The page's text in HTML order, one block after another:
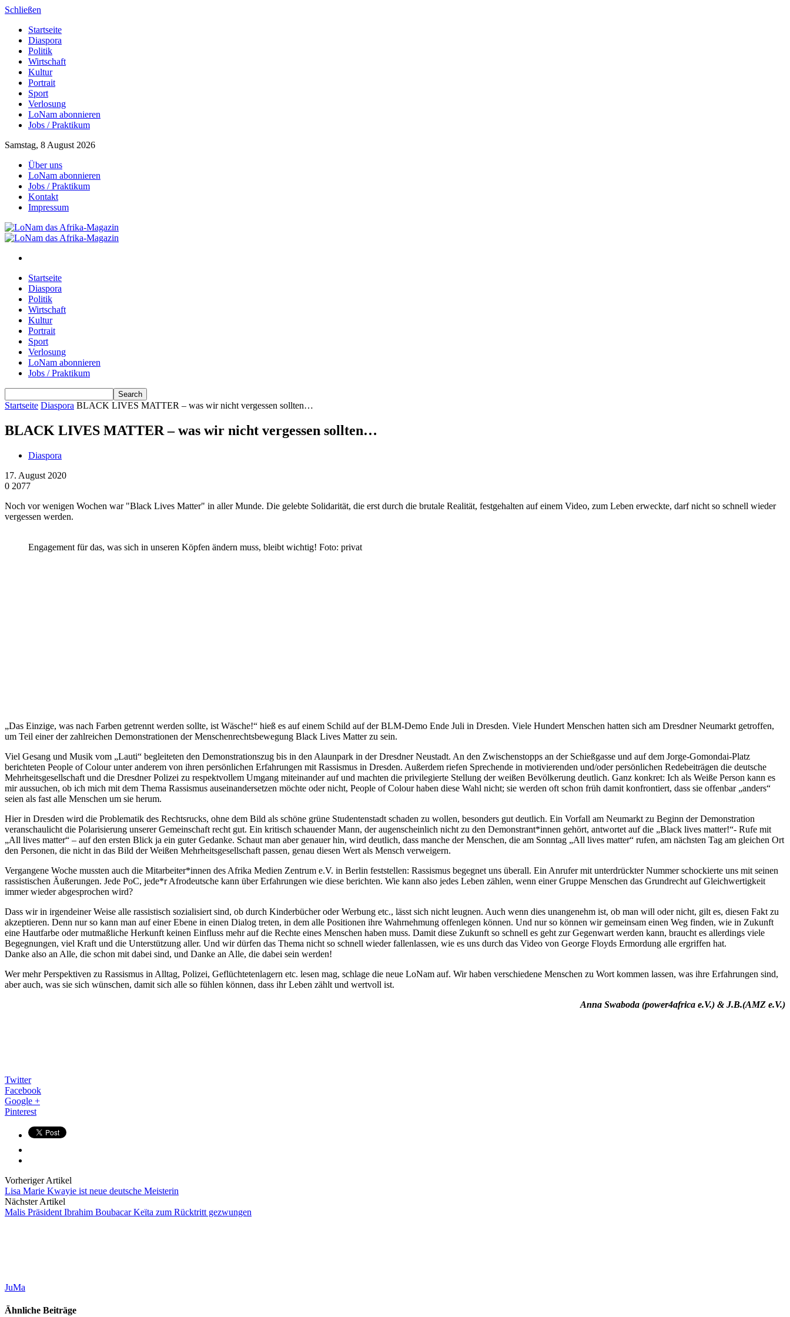
Schließen
Startseite
Diaspora
Politik
Wirtschaft
Kultur
Portrait
Sport
Verlosung
LoNam abonnieren
Jobs / Praktikum
Samstag, 8 August 2026
Über uns
LoNam abonnieren
Jobs / Praktikum
Kontakt
Impressum
Startseite
Diaspora
Politik
Wirtschaft
Kultur
Portrait
Sport
Verlosung
LoNam abonnieren
Jobs / Praktikum
Startseite Diaspora BLACK LIVES MATTER – was wir nicht vergessen sollten…
BLACK LIVES MATTER – was wir nicht vergessen sollten…
Diaspora
17. August 2020
0 2077
Noch vor wenigen Wochen war "Black Lives Matter" in aller Munde. Die gelebte Solidarität, die erst durch die brutale Realität, festgehalten auf einem Video, zum Leben erweckte, darf nicht so schnell wieder
vergessen werden.
Engagement für das, was sich in unseren Köpfen ändern muss, bleibt wichtig! Foto: privat
„Das Einzige, was nach Farben getrennt werden sollte, ist Wäsche!“ hieß es auf einem Schild auf der BLM-Demo Ende Juli in Dresden. Viele Hundert Menschen hatten sich am Dresdner Neumarkt getroffen,
um Teil einer der zahlreichen Demonstrationen der Menschenrechtsbewegung Black Lives Matter zu sein.
Viel Gesang und Musik vom „Lauti“ begleiteten den Demonstrationszug bis in den Alaunpark in der Dresdner Neustadt. An den Zwischenstopps an der Schießgasse und auf dem Jorge-Gomondai-Platz
berichteten People of Colour unter anderem von ihren persönlichen Erfahrungen mit Rassismus in Dresden. Außerdem riefen Sprechende in motivierenden und/oder persönlichen Redebeiträgen die deutsche
Mehrheitsgesellschaft und die Dresdner Polizei zu respektvollem Umgang miteinander auf und machten die privilegierte Stellung der weißen Bevölkerung deutlich. Ganz konkret: Ich als Weiße Person kann es
mir aussuchen, ob ich mich mit dem Thema Rassismus auseinandersetzen möchte oder nicht, People of Colour haben diese Wahl nicht; sie werden oft schon früh damit konfrontiert, dass sie offenbar „anders“
seien als fast alle Menschen um sie herum.
Hier in Dresden wird die Problematik des Rechtsrucks, ohne dem Bild als schöne grüne Studentenstadt schaden zu wollen, besonders gut deutlich. Ein Vorfall am Neumarkt zu Beginn der Demonstration
veranschaulicht die Polarisierung unserer Gemeinschaft recht gut. Ein kritisch schauender Mann, der augenscheinlich nicht zu den Demonstrant*innen gehört, antwortet auf die „Black lives matter!“- Rufe mit
„All lives matter“ – auf den ersten Blick ja ein guter Gedanke. Schaut man aber genauer hin, wird deutlich, dass manche der Menschen, die am Sonntag „All lives matter“ rufen, am nächsten Tag am gleichen Ort
den Personen, die nicht in das Bild der Weißen Mehrheitsgesellschaft passen, genau diesen Wert als Mensch verweigern.
Vergangene Woche mussten auch die Mitarbeiter*innen des Afrika Medien Zentrum e.V. in Berlin feststellen: Rassismus begegnet uns überall. Ein Anrufer mit unterdrückter Nummer schockierte uns mit seinen
rassistischen Äußerungen. Jede PoC, jede*r Afrodeutsche kann über Erfahrungen wie diese berichten. Wie kann also jedes Leben zählen, wenn einer Gruppe Menschen das Grundrecht auf Gleichwertigkeit
immer wieder abgesprochen wird?
Dass wir in irgendeiner Weise alle rassistisch sozialisiert sind, ob durch Kinderbücher oder Werbung etc., lässt sich nicht leugnen. Auch wenn dies unangenehm ist, ob man will oder nicht, gilt es, diesen Fakt zu
akzeptieren. Denn nur so kann man auf einer Ebene in einen Dialog treten, in dem alle Positionen ihre Wahrnehmung offenlegen können. Und nur so können wir gemeinsam einen Weg finden, wie in Zukunft
eine Hautfarbe oder mutmaßliche Herkunft keinen Einfluss mehr auf die Rechte eines Menschen haben muss. Damit diese Zukunft so schnell es geht zur Gegenwart werden kann, braucht es allerdings viele
Begegnungen, viel Kraft und die Unterstützung aller. Und wir dürfen das Thema nicht so schnell wieder fallenlassen, wie es uns durch das Video von George Floyds Ermordung alle ergriffen hat.
Danke also an Alle, die schon mit dabei sind, und Danke an Alle, die dabei sein werden!
Wer mehr Perspektiven zu Rassismus in Alltag, Polizei, Geflüchtetenlagern etc. lesen mag, schlage die neue LoNam auf. Wir haben verschiedene Menschen zu Wort kommen lassen, was ihre Erfahrungen sind,
aber auch, was sie sich wünschen, damit sich alle so fühlen können, dass ihr Leben zählt und wertvoll ist.
Anna Swaboda (power4africa e.V.) & J.B.(AMZ e.V.)
Twitter
Facebook
Google +
Pinterest
Vorheriger Artikel
Lisa Marie Kwayie ist neue deutsche Meisterin
Nächster Artikel
Malis Präsident Ibrahim Boubacar Keïta zum Rücktritt gezwungen
JuMa
Ähnliche Beiträge